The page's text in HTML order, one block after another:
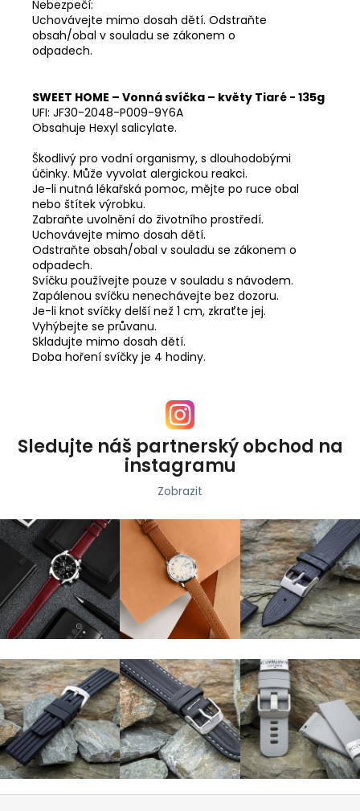
Nebezpečí:
Uchovávejte mimo dosah dětí. Odstraňte
obsah/obal v souladu se zákonem o
odpadech.
SWEET HOME – Vonná svíčka – květy Tiaré - 135g
UFI: JF30-2048-P009-9Y6A
Obsahuje Hexyl salicylate.
Škodlivý pro vodní organismy, s dlouhodobými
účinky. Může vyvolat alergickou reakci.
Je-li nutná lékařská pomoc, mějte po ruce obal
nebo štítek výrobku.
Zabraňte uvolnění do životního prostředí.
Uchovávejte mimo dosah dětí.
Odstraňte obsah/obal v souladu se zákonem o
odpadech.
Svíčku používejte pouze v souladu s návodem.
Zapálenou svíčku nenechávejte bez dozoru.
Je-li knot svíčky delší než 1 cm, zkraťte jej.
Vyhýbejte se průvanu.
Skladujte mimo dosah dětí.
Doba hoření svíčky je 4 hodiny.
Sledujte náš partnerský obchod na
instagramu
Zobrazit